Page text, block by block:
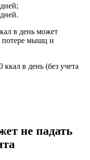
в день может
потере мышц и
в день (без учета
не падать